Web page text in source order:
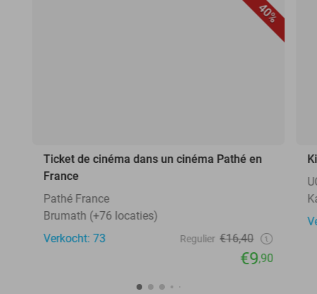
40%
Ticket de cinéma dans un cinéma Pathé en
France
Pathé France
Brumath (+76 locaties)
Verkocht: 73
Regulier €16,40
€9,90